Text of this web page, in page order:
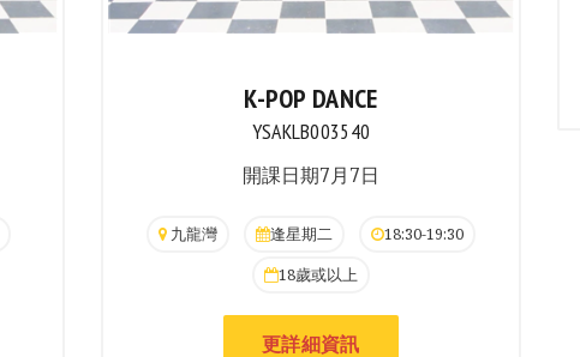
K-POP DANCE
YSAKLB003540
開課日期7月7日
九龍灣 逢星期二
18:30-19:30
18歲或以上
更詳細資訊